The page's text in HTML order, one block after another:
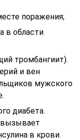
поражения;
в области
тромбангиит).
и вен
мужского
диабета.
вызывает
в крови.